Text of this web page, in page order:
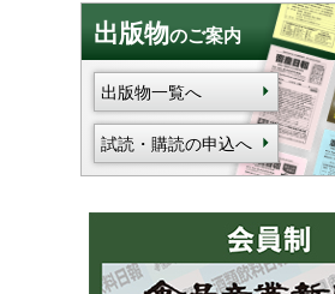
出版物のご案内
出版物一覧へ
試読・購読の申込へ